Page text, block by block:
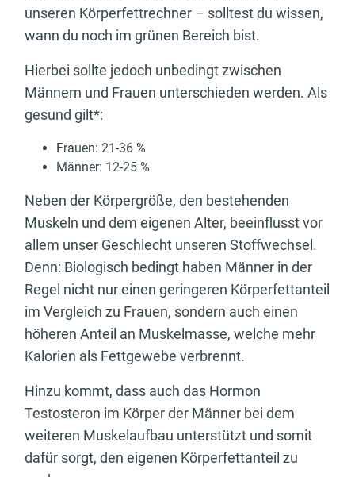
unseren Körperfettrechner – solltest du wissen,
wann du noch im grünen Bereich bist.
Hierbei sollte jedoch unbedingt zwischen
Männern und Frauen unterschieden werden. Als
gesund gilt*:
Frauen: 21-36 %
Männer: 12-25 %
Neben der Körpergröße, den bestehenden
Muskeln und dem eigenen Alter, beeinflusst vor
allem unser Geschlecht unseren Stoffwechsel.
Denn: Biologisch bedingt haben Männer in der
Regel nicht nur einen geringeren Körperfettanteil
im Vergleich zu Frauen, sondern auch einen
höheren Anteil an Muskelmasse, welche mehr
Kalorien als Fettgewebe verbrennt.
Hinzu kommt, dass auch das Hormon
Testosteron im Körper der Männer bei dem
weiteren Muskelaufbau unterstützt und somit
dafür sorgt, den eigenen Körperfettanteil zu